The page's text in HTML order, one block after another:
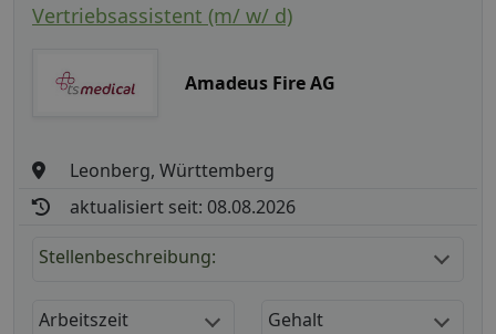
Vertriebsassistent (m/ w/ d)
Amadeus Fire AG
Leonberg, Württemberg
aktualisiert seit: 08.08.2026
Stellenbeschreibung:
Arbeitszeit Gehalt